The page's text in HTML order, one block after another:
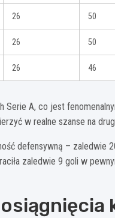
26 50
26 50
26 46
Serie A, co jest
w realne szanse na
defensywną –
zaledwie 9 goli w